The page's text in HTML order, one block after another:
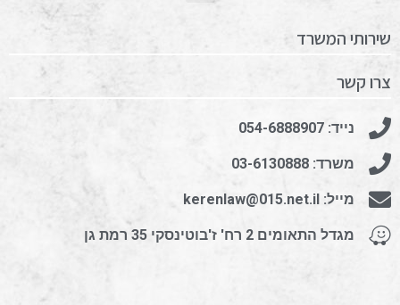
שירותי המשרד
צרו קשר
נייד: 054-6888907
משרד: 03-6130888
מייל: kerenlaw@015.net.il
מגדל התאומים 2 רח' ז'בוטינסקי 35 רמת גן